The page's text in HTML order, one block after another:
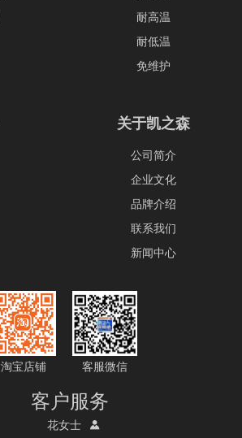
耐高温
耐低温
免维护
关于凯之森
公司简介
企业文化
品牌介绍
联系我们
新闻中心
淘宝店铺 客服微信
客户服务
花女士